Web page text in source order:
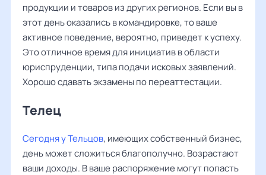
продукции и товаров из других регионов. Если вы в
этот день оказались в командировке, то ваше
активное поведение, вероятно, приведет к успеху.
Это отличное время для инициатив в области
юриспруденции, типа подачи исковых заявлений.
Хорошо сдавать экзамены по переаттестации.
Телец
Сегодня у Тельцов, имеющих собственный бизнес,
день может сложиться благополучно. Возрастают
ваши доходы. В ваше распоряжение могут попасть